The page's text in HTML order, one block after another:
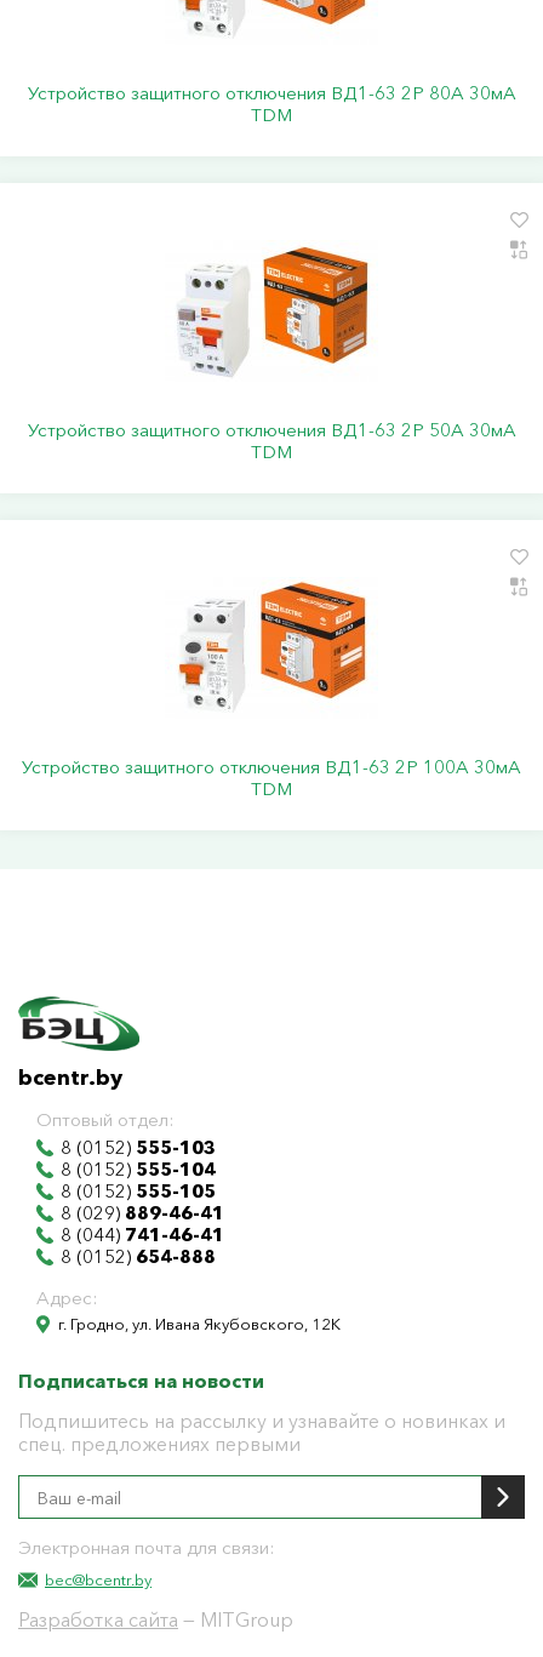
Устройство защитного отключения ВД1-63 2Р 80А 30мА
TDM
Устройство защитного отключения ВД1-63 2Р 50А 30мА
TDM
Устройство защитного отключения ВД1-63 2Р 100А 30мА
TDM
bcentr.by
Оптовый отдел:
8 (0152) 555-103
8 (0152) 555-104
8 (0152) 555-105
8 (029) 889-46-41
8 (044) 741-46-41
8 (0152) 654-888
Адрес:
г. Гродно, ул. Ивана Якубовского, 12К
Подписаться на новости
Подпишитесь на рассылку и узнавайте о новинках и
спец. предложениях первыми
Электронная почта для связи:
bec@bcentr.by
Разработка сайта — MITGroup